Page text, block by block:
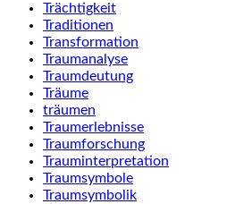
Trächtigkeit
Traditionen
Transformation
Traumanalyse
Traumdeutung
Träume
träumen
Traumerlebnisse
Traumforschung
Trauminterpretation
Traumsymbole
Traumsymbolik